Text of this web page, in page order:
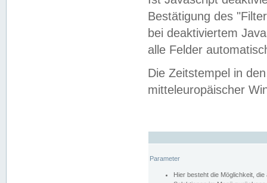
Bestätigung des
bei deaktiviertem
alle Felder
Die Zeitstempel in
mitteleuropäischer
Parameter
Hier besteht die Möglichkeit,